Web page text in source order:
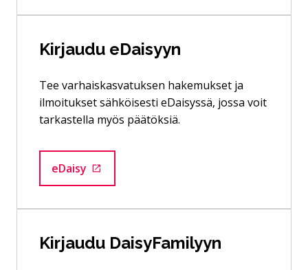
Kirjaudu eDaisyyn
Tee varhaiskasvatuksen hakemukset ja
ilmoitukset sähköisesti eDaisyssä, jossa voit
tarkastella myös päätöksiä.
eDaisy
Siirtyy ulkoiselle sivustolle
Kirjaudu DaisyFamilyyn